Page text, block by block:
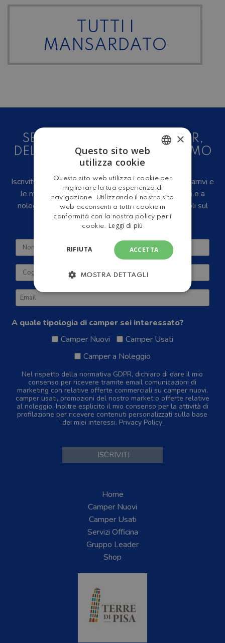
TUTTI I
MANSARDATO
SEI UN AMANTE DEL CAMPER,
DELLE CARAVAN E DEL TURISMO
ALL'ARIA APERTA?
Iscriviti alla newsletter, riceverai in anteprima i nuovi arrivi e
le migliori offerte su camper e caravan nuovi, usati e a
noleggio, eventi, video recensioni, iniziative e articoli sul
mondo del turismo outdoor.
A quale tipologia di camper sei interessato?
Camper Nuovi
Camper Usati
Camper a Noleggio
Nel rispetto della normativa GDPR, dichiaro di dare il mio
consenso per ricevere tramite email comunicazioni di
marketing con relative offerte commerciali su camper nuovi,
camper usati, promozioni del nostro market o offerte relative
al noleggio. Inoltre esplicito il mio consenso per la attività di
profilazione per ricevere contenuti personalizzati sulla base
dei miei interessi. Privacy Policy
Home
Camper Nuovi
Camper Usati
Servizi Officina
Gruppo Leader
Shop
ENGLISH
×
Questo sito web
utilizza cookie
Questo sito web utilizza i cookie per
migliorare la tua esperienza di
navigazione. Utilizzando il nostro sito
web acconsenti a tutti i cookie in
conformità con la nostra policy per i
cookie. Leggi di più
ACCETTA
RIFIUTA
MOSTRA DETTAGLI